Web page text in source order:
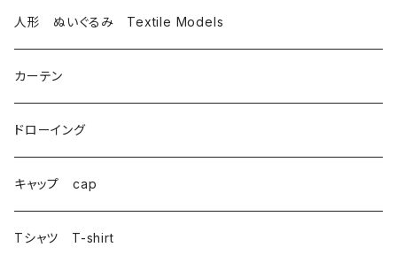
トートバッグ totebag
サコッシュ Sacoche
がま口 大 mini bag
巾着 Drawstring
人形 ぬいぐるみ Textile Models
カーテン
ドローイング
キャップ cap
Tシャツ T-shirt